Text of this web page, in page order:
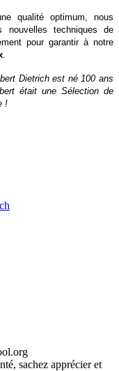
qualité optimum, nous
nouvelles techniques de
pour garantir à notre
.
Dietrich est né 100 ans
était une Sélection de
!
sachez apprécier et